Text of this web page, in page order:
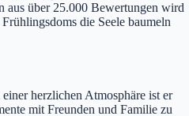
aus über 25.000 Bewertungen wird
die Seele baumeln
herzlichen Atmosphäre ist er
mit Freunden und Familie zu